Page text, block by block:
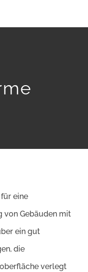
eine
von Gebäuden mit
ein gut
die
verlegt